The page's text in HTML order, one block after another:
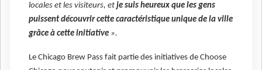
locales et les visiteurs, et je suis heureux que les gens
puissent découvrir cette caractéristique unique de la ville
grâce à cette initiative ».
Le Chicago Brew Pass fait partie des initiatives de Choose